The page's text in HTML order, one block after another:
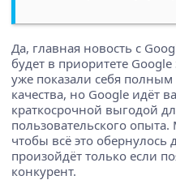
Да, главная новость с
будет в приоритете
уже показали себя
качества, но Google идёт
краткосрочной выгодой
пользовательского
чтобы всё это обернулось
произойдёт только если
конкурент.